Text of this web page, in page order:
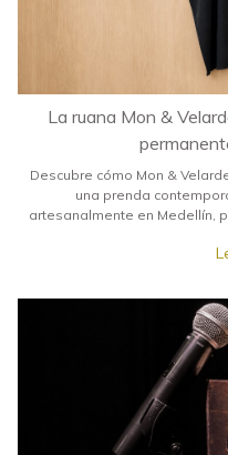
La ruana Mon &
Descubre cómo Mon &
una prenda
artesanalmente en Medellín,